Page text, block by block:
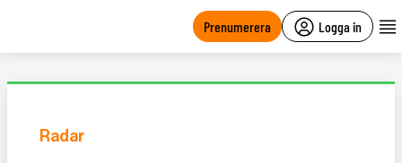
Prenumerera Logga in
Radar